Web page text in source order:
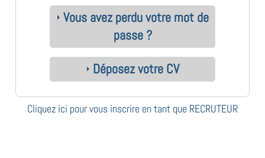
Vous avez perdu votre mot de
passe ?
Déposez votre CV
Cliquez ici pour vous inscrire en tant que RECRUTEUR